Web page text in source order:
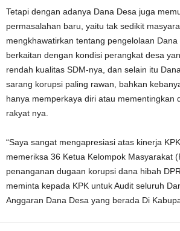
Tetapi dengan adanya Dana Desa juga
permasalahan baru, yaitu tak sedikit
mengkhawatirkan tentang pengelolaan Dana
berkaitan dengan kondisi perangkat desa
rendah kualitas SDM-nya, dan selain itu
sarang korupsi paling rawan, bahkan
hanya memperkaya diri atau mementingkan
rakyat nya.
“Saya sangat mengapresiasi atas kinerja
memeriksa 36 Ketua Kelompok Masyarakat
penanganan dugaan korupsi dana hibah
meminta kepada KPK untuk Audit seluruh
Anggaran Dana Desa yang berada Di